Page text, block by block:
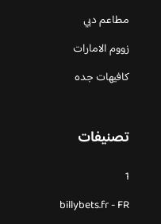
مطاعم دبي
زووم الامارات
كافيهات جده
تصنيفات
1
billybets.fr - FR